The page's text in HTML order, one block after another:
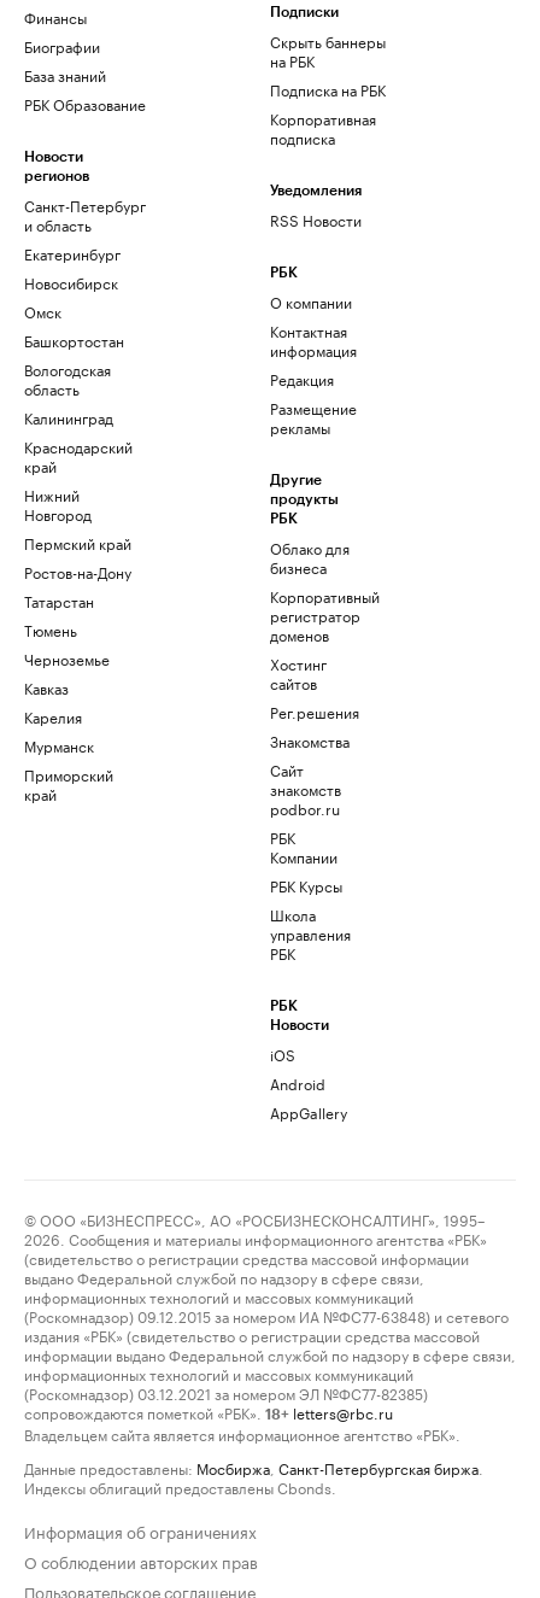
Финансы
Биографии
База знаний
РБК Образование
Новости
регионов
Санкт-Петербург
и область
Екатеринбург
Новосибирск
Омск
Башкортостан
Вологодская
область
Калининград
Краснодарский
край
Нижний
Новгород
Пермский край
Ростов-на-Дону
Татарстан
Тюмень
Черноземье
Кавказ
Карелия
Мурманск
Приморский
край
Подписки
Скрыть баннеры
на РБК
Подписка на РБК
Корпоративная
подписка
Уведомления
RSS Новости
РБК
О компании
Контактная
информация
Редакция
Размещение
рекламы
Другие
продукты
РБК
Облако для
бизнеса
Корпоративный
регистратор
доменов
Хостинг
сайтов
Рег.решения
Знакомства
Сайт
знакомств
podbor.ru
РБК
Компании
РБК Курсы
Школа
управления
РБК
РБК
Новости
iOS
Android
AppGallery
© ООО «БИЗНЕСПРЕСС», АО «РОСБИЗНЕСКОНСАЛТИНГ», 1995–
2026. Сообщения и материалы информационного агентства «РБК»
(свидетельство о регистрации средства массовой информации
выдано Федеральной службой по надзору в сфере связи,
информационных технологий и массовых коммуникаций
(Роскомнадзор) 09.12.2015 за номером ИА №ФС77-63848) и сетевого
издания «РБК» (свидетельство о регистрации средства массовой
информации выдано Федеральной службой по надзору в сфере связи,
информационных технологий и массовых коммуникаций
(Роскомнадзор) 03.12.2021 за номером ЭЛ №ФС77-82385)
сопровождаются пометкой «РБК».
18+ letters@rbc.ru
Владельцем сайта является информационное агентство «РБК».
Данные предоставлены: Мосбиржа Санкт-Петербургская биржа
Индексы облигаций предоставлены Cbonds.
Информация об ограничениях
О соблюдении авторских прав
Пользовательское соглашение